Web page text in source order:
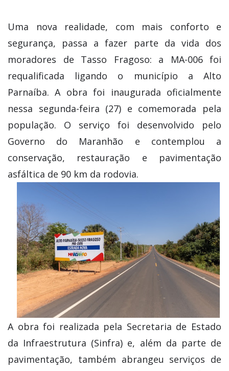
Uma nova realidade, com mais conforto e
segurança, passa a fazer parte da vida dos
moradores de Tasso Fragoso: a MA-006 foi
requalificada ligando o município a Alto
Parnaíba. A obra foi inaugurada oficialmente
nessa segunda-feira (27) e comemorada pela
população. O serviço foi desenvolvido pelo
Governo do Maranhão e contemplou a
conservação, restauração e pavimentação
asfáltica de 90 km da rodovia.
A obra foi realizada pela Secretaria de Estado
da Infraestrutura (Sinfra) e, além da parte de
pavimentação, também abrangeu serviços de